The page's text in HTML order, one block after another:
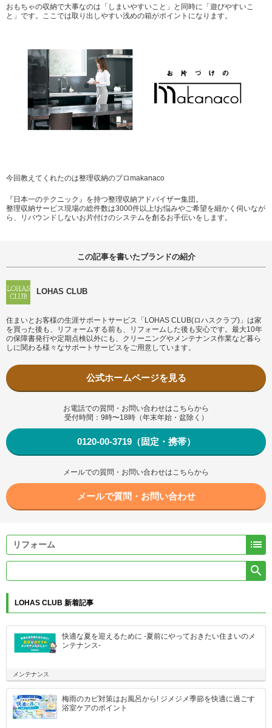
おもちゃの収納で大事なのは「しまいやすいこと」と同時に「遊びやすいこ
と」です。ここでは取り出しやすい浅めの箱がポイントになります。
今回教えてくれたのは整理収納のプロmakanaco
『日本一のテクニック』を持つ整理収納アドバイザー集団。
整理収納サービス現場の総件数は3000件以上!お悩みやご希望を細かく伺いなが
ら、リバウンドしないお片付けのシステムを創るお手伝いをします。
この記事を書いたブランドの紹介
LOHAS CLUB
住まいとお客様の生涯サポートサービス「LOHAS CLUB(ロハスクラブ)」は家
を買った後も、リフォームする前も、リフォームした後も安心です。最大10年
の保障書発行や定期点検以外にも、クリーニングやメンテナンス作業など暮ら
しに関わる様々なサポートサービスをご用意しています。
公式ホームページを見る
お電話での質問・お問い合わせはこちらから
受付時間：9時〜18時（年末年始・盆除く）
0120-00-3719（固定・携帯）
メールでの質問・お問い合わせはこちらから
メールで質問・お問い合わせ


LOHAS CLUB 新着記事
快適な夏を迎えるために -夏前にやっておきたい住まいのメ
ンテナンス-
メンテナンス
梅雨のカビ対策はお風呂から! ジメジメ季節を快適に過ごす
浴室ケアのポイント